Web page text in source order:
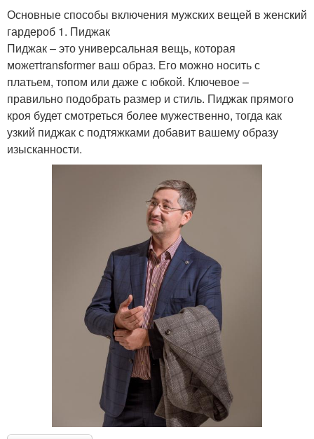
Основные способы включения мужских вещей в женский
гардероб 1. Пиджак
Пиджак – это универсальная вещь, которая
можетtransformer ваш образ. Его можно носить с
платьем, топом или даже с юбкой. Ключевое –
правильно подобрать размер и стиль. Пиджак прямого
кроя будет смотреться более мужественно, тогда как
узкий пиджак с подтяжками добавит вашему образу
изысканности.